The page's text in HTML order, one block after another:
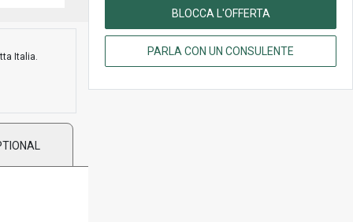
BLOCCA L'OFFERTA
PARLA CON UN CONSULENTE
Italia.